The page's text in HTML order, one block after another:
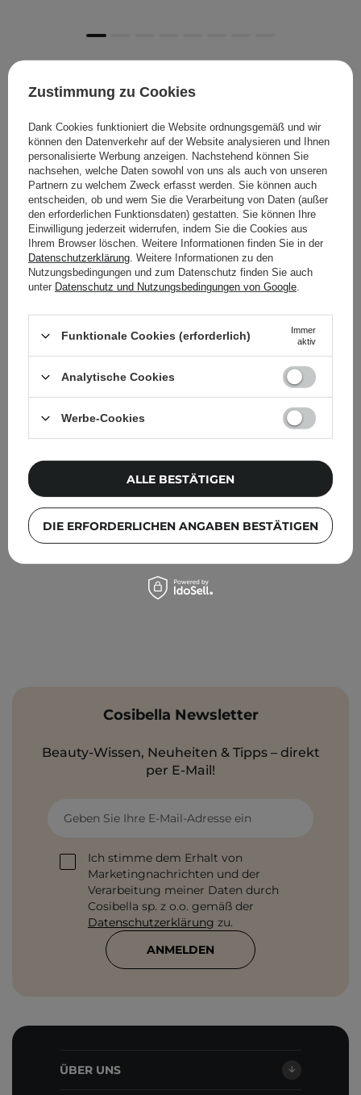
Weitere Produkte der gleichen
Marke und Kategorie
IM SONDERANGEBOT
Abib - Mild Acidic pH Sheet Mask Heartleaf Fit - Sanfte
Maske mit Houttuynia Cordata - 30ml
2,95 €
2,21 €
Cosibella Newsletter
Beauty-Wissen, Neuheiten & Tipps – direkt
per E-Mail!
Geben Sie Ihre E-Mail-Adresse ein
Ich stimme dem Erhalt von
Marketingnachrichten und der
Verarbeitung meiner Daten durch
Cosibella sp. z o.o. gemäß der
Datenschutzerklärung zu.
ANMELDEN
ÜBER UNS
Zustimmung zu Cookies
Dank Cookies funktioniert die Website ordnungsgemäß und wir
können den Datenverkehr auf der Website analysieren und Ihnen
personalisierte Werbung anzeigen. Nachstehend können Sie
nachsehen, welche Daten sowohl von uns als auch von unseren
Partnern zu welchem Zweck erfasst werden. Sie können auch
entscheiden, ob und wem Sie die Verarbeitung von Daten (außer
den erforderlichen Funktionsdaten) gestatten. Sie können Ihre
Einwilligung jederzeit widerrufen, indem Sie die Cookies aus
Ihrem Browser löschen. Weitere Informationen finden Sie in der
Datenschutzerklärung . Weitere Informationen zu den
Nutzungsbedingungen und zum Datenschutz finden Sie auch
unter Datenschutz und Nutzungsbedingungen von Google
Funktionale Cookies (erforderlich)
Immer
aktiv
Analytische Cookies
Werbe-Cookies
DIE ERFORDERLICHEN ANGABEN BESTÄTIGEN
ALLE BESTÄTIGEN